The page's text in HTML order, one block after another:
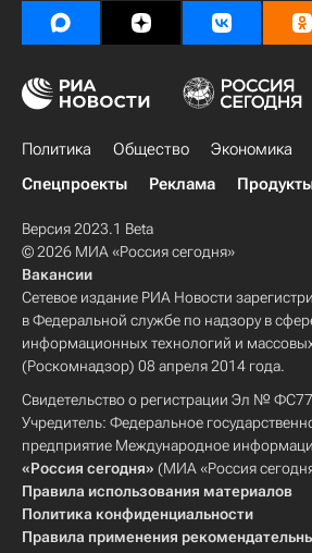
Политика Общество Экономика
Спецпроекты
Реклама
Версия 2023.1 Beta
© 2026 МИА «Россия сегодня»
Вакансии
Сетевое издание РИА Новости
в Федеральной службе по надзору в
информационных технологий и
(Роскомнадзор) 08 апреля 2014 года.
Свидетельство о регистрации Эл №
Учредитель: Федеральное
предприятие Международное
«Россия сегодня» (МИА «Россия
Правила использования материалов
Политика конфиденциальности
Правила применения